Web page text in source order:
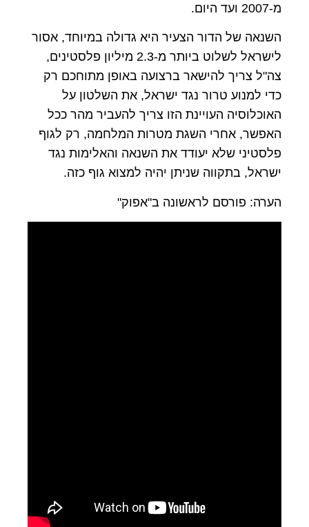
מ-2007 ועד היום.
השנאה של הדור הצעיר היא גדולה במיוחד, אסור
לישראל לשלוט ביותר מ-2.3 מיליון פלסטינים,
צה"ל צריך להישאר ברצועה באופן מתוחכם רק
כדי למנוע טרור נגד ישראל, את השלטון על
האוכלוסיה העויינת הזו צריך להעביר מהר ככל
האפשר, אחרי השגת מטרות המלחמה, רק לגוף
פלסטיני שלא יעודד את השנאה והאלימות נגד
ישראל, בתקווה שניתן יהיה למצוא גוף כזה.
הערה: פורסם לראשונה ב"אפוק"